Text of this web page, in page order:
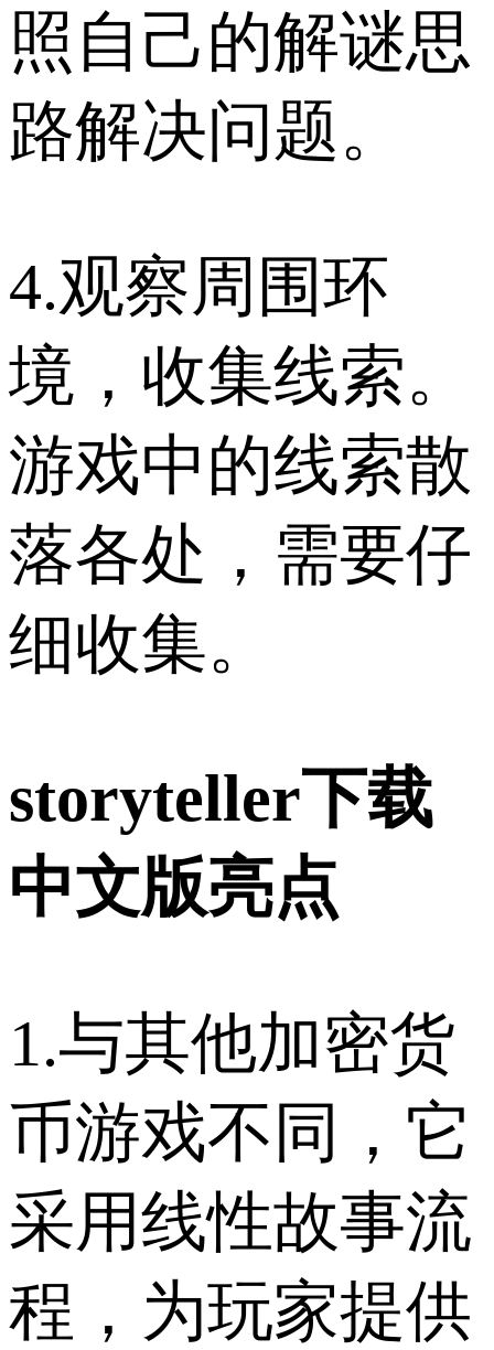
照自己的解谜思
路解决问题。
4.观察周围环
境，收集线索。
游戏中的线索散
落各处，需要仔
细收集。
storyteller下载
中文版亮点
1.与其他加密货
币游戏不同，它
采用线性故事流
程，为玩家提供